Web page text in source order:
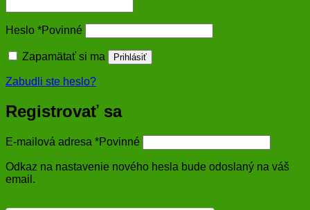
Heslo *Povinné
Zapamätať si ma Prihlásiť
Zabudli ste heslo?
Registrovať sa
E-mailová adresa *Povinné
Odkaz na nastavenie nového hesla bude odoslaný na váš
email.